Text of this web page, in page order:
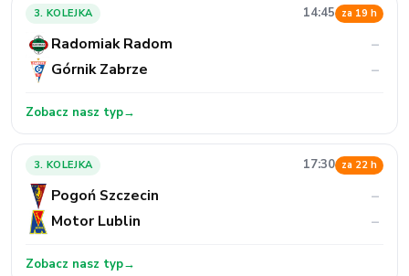
3. KOLEJKA 14:45 za 19 h
Radomiak Radom
–
Górnik Zabrze
–
Zobacz nasz typ→
3. KOLEJKA 17:30 za 22 h
Pogoń Szczecin
–
Motor Lublin
–
Zobacz nasz typ→